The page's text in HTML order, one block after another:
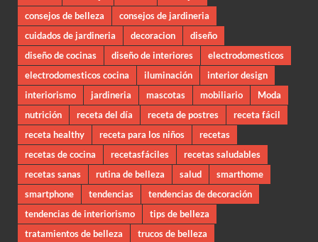
consejos de belleza
consejos de jardineria
cuidados de jardineria
decoracion
diseño
diseño de cocinas
diseño de interiores
electrodomesticos
electrodomesticos cocina
iluminación
interior design
interiorismo
jardineria mascotas mobiliario
Moda
nutrición
receta del día receta de postres
receta fácil
receta healthy
receta para los niños
recetas
recetas de cocina
recetasfáciles
recetas saludables
recetas sanas
rutina de belleza salud
smarthome
smartphone
tendencias
tendencias de decoración
tendencias de interiorismo
tips de belleza
tratamientos de belleza
trucos de belleza